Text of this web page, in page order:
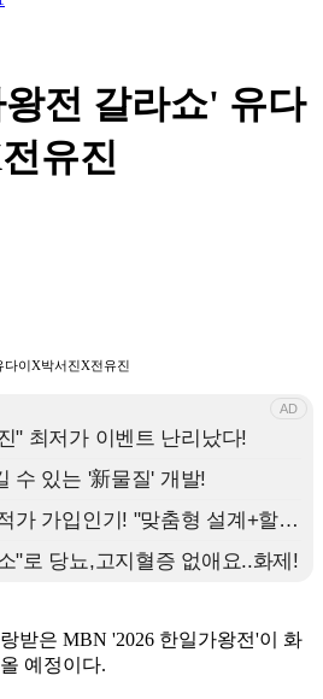
전 갈라쇼' 유다
유진
이X박서진X전유진
받은 MBN '2026 한일가왕전'이 화
예정이다.